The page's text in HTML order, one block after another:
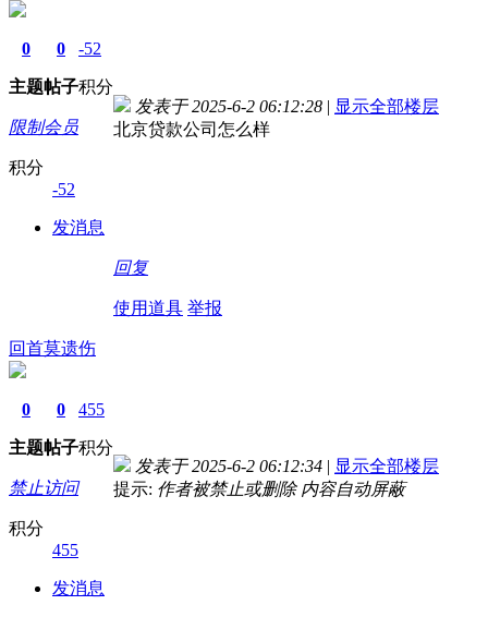
0
主题
0
帖子
-52
积分
限制会员
积分
-52
发消息
发表于 2025-6-2 06:12:28 | 显示全部楼层
北京贷款公司怎么样
回复
使用道具 举报
回首莫遗伤
0
主题
0
帖子
455
积分
禁止访问
积分
455
发消息
发表于 2025-6-2 06:12:34 | 显示全部楼层
提示: 作者被禁止或删除 内容自动屏蔽